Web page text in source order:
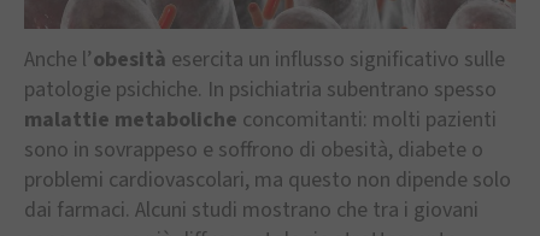
Anche l’obesità esercita un influsso significativo sulle
patologie psichiche. In psichiatria subentrano spesso
malattie metaboliche concomitanti: molti pazienti
sono in sovrappeso e soffrono di obesità, diabete o
problemi cardiovascolari, ma questo non dipende solo
dai farmaci. Alcuni studi mostrano che tra i giovani